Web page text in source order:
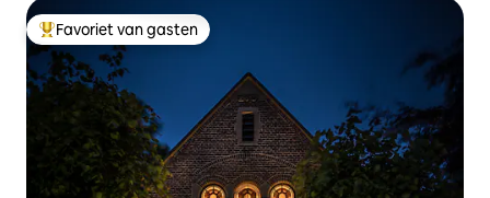
Topfavoriet van gasten
Favoriet van gasten